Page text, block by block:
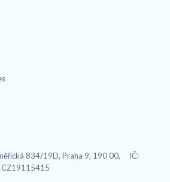
834/19D, Praha 9, 190 00, IČ: